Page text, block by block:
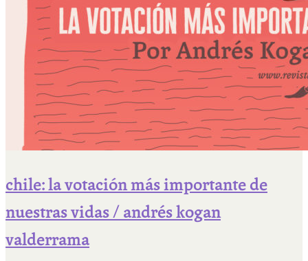
chile: la votación más importante de
nuestras vidas / andrés kogan
valderrama